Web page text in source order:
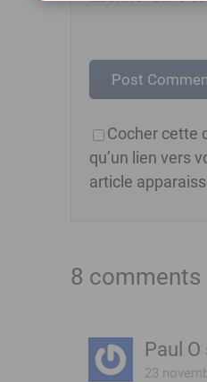
Cocher cette
qu’un lien vers
article
8 comments
Paul O
23